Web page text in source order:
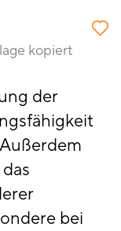
kopiert
der
bei